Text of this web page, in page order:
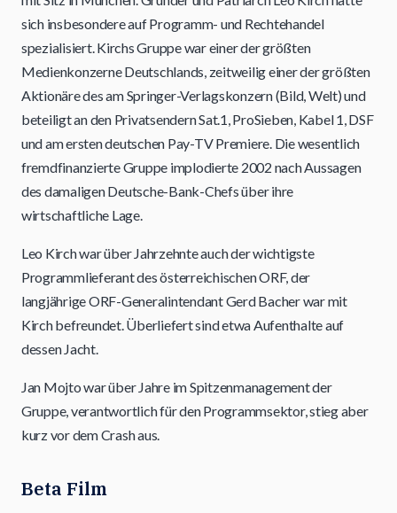
sich insbesondere auf Programm- und Rechtehandel
spezialisiert. Kirchs Gruppe war einer der größten
Medienkonzerne Deutschlands, zeitweilig einer der größten
Aktionäre des am Springer-Verlagskonzern (Bild, Welt) und
beteiligt an den Privatsendern Sat.1, ProSieben, Kabel 1, DSF
und am ersten deutschen Pay-TV Premiere. Die wesentlich
fremdfinanzierte Gruppe implodierte 2002 nach Aussagen
des damaligen Deutsche-Bank-Chefs über ihre
wirtschaftliche Lage.
Leo Kirch war über Jahrzehnte auch der wichtigste
Programmlieferant des österreichischen ORF, der
langjährige ORF-Generalintendant Gerd Bacher war mit
Kirch befreundet. Überliefert sind etwa Aufenthalte auf
dessen Jacht.
Jan Mojto war über Jahre im Spitzenmanagement der
Gruppe, verantwortlich für den Programmsektor, stieg aber
kurz vor dem Crash aus.
Beta Film